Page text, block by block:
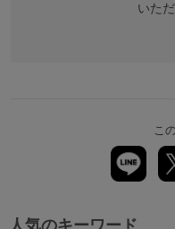
いた
こ
人気のキーワード